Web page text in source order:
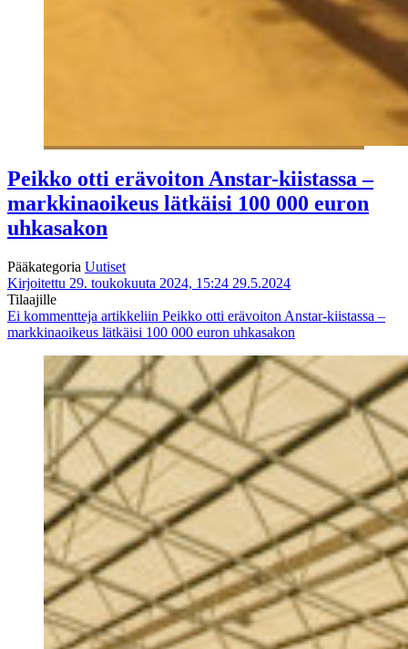
Peikko otti erävoiton Anstar-kiistassa –
markkinaoikeus lätkäisi 100 000 euron
uhkasakon
Pääkategoria Uutiset
Kirjoitettu 29. toukokuuta 2024, 15:24 29.5.2024
Tilaajille
Ei kommentteja artikkeliin Peikko otti erävoiton Anstar-kiistassa –
markkinaoikeus lätkäisi 100 000 euron uhkasakon